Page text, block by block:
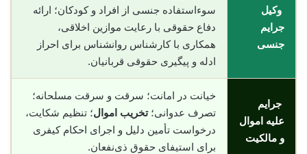
وکیل
جرایم
جنسی
سوءاستفاده جنسی از افراد و کودکان؛ ارائه
دفاع حقوقی با رعایت موازین اخلاقی،
همکاری با کارشناس روانشناس برای احراز
ادله و پیگیری حقوقی قربانیان.
جرایم
علیه اموال
و مالکیت
خیانت در امانت؛ سرقت و سرقت مسلحانه؛
تصرف عدوانی؛تخریب اموال؛ تنظیم شکایت،
درخواست تأمین دلیل و اجرای احکام کیفری
برای استیفای حقوق ذی‌نفعان.